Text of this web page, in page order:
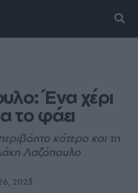
Ένα χέρι
το φάει
κότερο και τη
Λαζόπουλο
2023